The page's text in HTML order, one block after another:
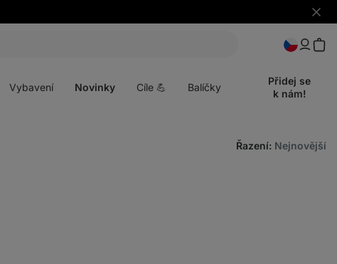
Skrýt
Vybavení Novinky Cíle 💪 Balíčky
Přidej se
k nám!
Řazení: Nejnovější